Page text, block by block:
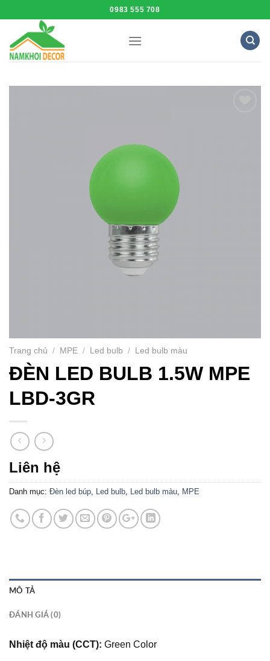
to
content
0983 555 708
Trang chủ / MPE / Led bulb / Led bulb màu
ĐÈN LED BULB 1.5W MPE
LBD-3GR
Liên hệ
Danh mục: Đèn led búp, Led bulb, Led bulb màu, MPE
MÔ TẢ
ĐÁNH GIÁ (0)
Nhiệt độ màu (CCT): Green Color